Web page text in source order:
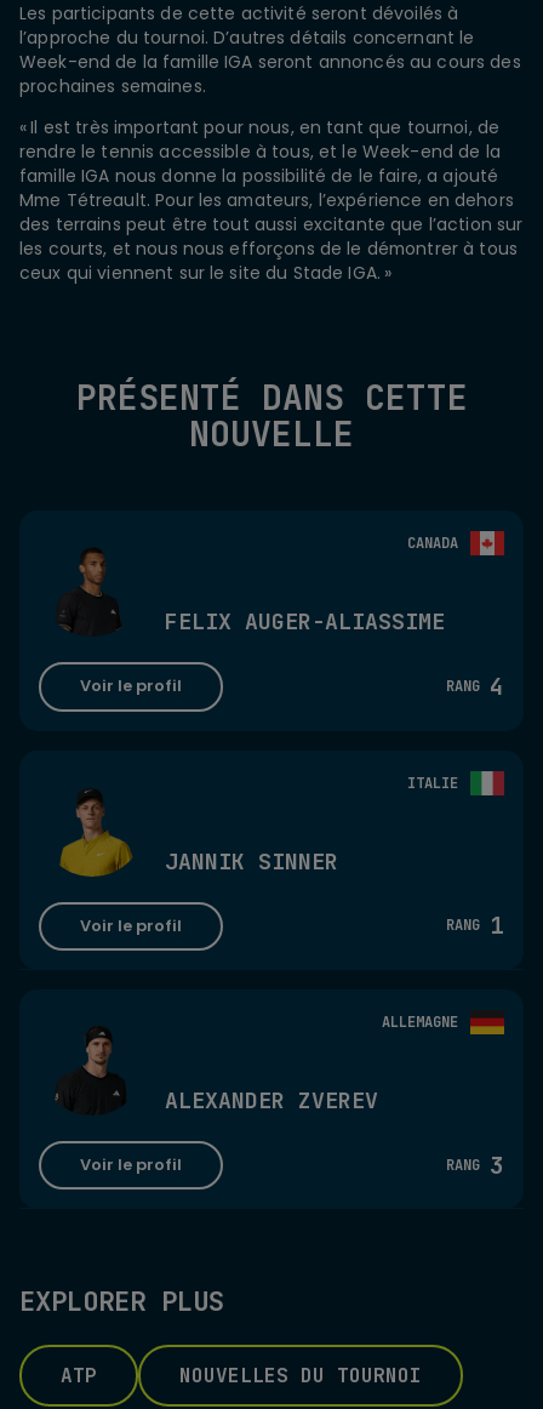
Les participants de cette activité seront dévoilés à
l’approche du tournoi. D’autres détails concernant le
Week-end de la famille IGA seront annoncés au cours des
prochaines semaines.
« Il est très important pour nous, en tant que tournoi, de
rendre le tennis accessible à tous, et le Week-end de la
famille IGA nous donne la possibilité de le faire, a ajouté
Mme Tétreault. Pour les amateurs, l’expérience en dehors
des terrains peut être tout aussi excitante que l’action sur
les courts, et nous nous efforçons de le démontrer à tous
ceux qui viennent sur le site du Stade IGA. »
PRÉSENTÉ DANS CETTE
NOUVELLE
CANADA
FELIX AUGER-ALIASSIME
Voir le profil RANG 4
ITALIE
JANNIK SINNER
Voir le profil RANG 1
ALLEMAGNE
ALEXANDER ZVEREV
Voir le profil RANG 3
EXPLORER PLUS
ATP NOUVELLES DU TOURNOI